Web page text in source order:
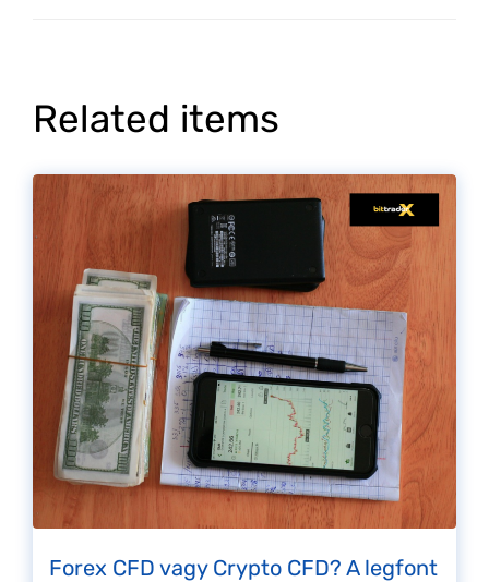
Related items
Forex CFD vagy Crypto CFD? A legfont